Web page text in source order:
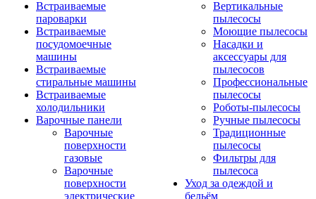
Встраиваемые
пароварки
Встраиваемые
посудомоечные
машины
Встраиваемые
стиральные машины
Встраиваемые
холодильники
Варочные панели
Варочные
поверхности
газовые
Варочные
поверхности
электрические
Вертикальные
пылесосы
Моющие пылесосы
Насадки и
аксессуары для
пылесосов
Профессиональные
пылесосы
Роботы-пылесосы
Ручные пылесосы
Традиционные
пылесосы
Фильтры для
пылесоса
Уход за одеждой и
бельём